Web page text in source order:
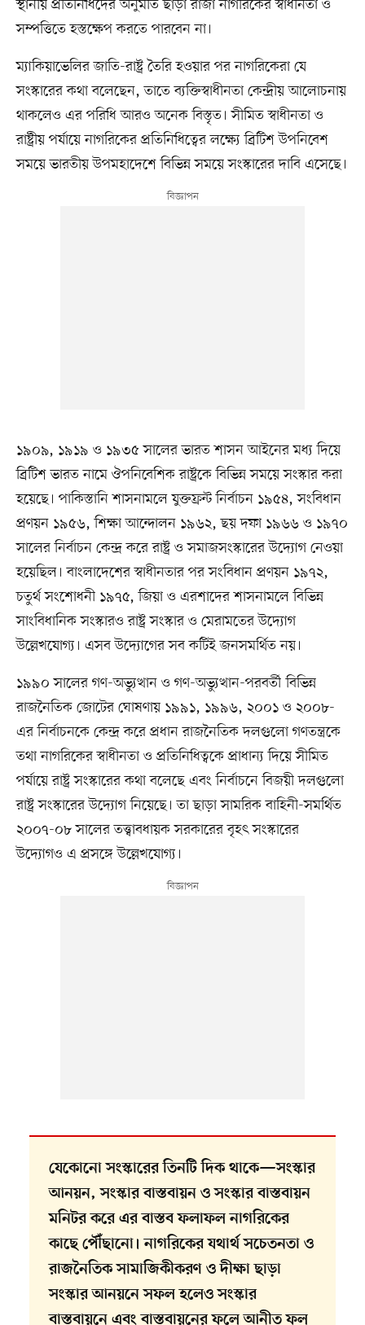
স্থানীয় প্রতিনিধিদের অনুমতি ছাড়া রাজা নাগরিকের স্বাধীনতা ও
সম্পত্তিতে হস্তক্ষেপ করতে পারবেন না।
ম্যাকিয়াভেলির জাতি-রাষ্ট্র তৈরি হওয়ার পর নাগরিকেরা যে
সংস্কারের কথা বলেছেন, তাতে ব্যক্তিস্বাধীনতা কেন্দ্রীয় আলোচনায়
থাকলেও এর পরিধি আরও অনেক বিস্তৃত। সীমিত স্বাধীনতা ও
রাষ্ট্রীয় পর্যায়ে নাগরিকের প্রতিনিধিত্বের লক্ষ্যে ব্রিটিশ উপনিবেশ
সময়ে ভারতীয় উপমহাদেশে বিভিন্ন সময়ে সংস্কারের দাবি এসেছে।
১৯০৯, ১৯১৯ ও ১৯৩৫ সালের ভারত শাসন আইনের মধ্য দিয়ে
ব্রিটিশ ভারত নামে ঔপনিবেশিক রাষ্ট্রকে বিভিন্ন সময়ে সংস্কার করা
হয়েছে। পাকিস্তানি শাসনামলে যুক্তফ্রন্ট নির্বাচন ১৯৫৪, সংবিধান
প্রণয়ন ১৯৫৬, শিক্ষা আন্দোলন ১৯৬২, ছয় দফা ১৯৬৬ ও ১৯৭০
সালের নির্বাচন কেন্দ্র করে রাষ্ট্র ও সমাজসংস্কারের উদ্যোগ নেওয়া
হয়েছিল। বাংলাদেশের স্বাধীনতার পর সংবিধান প্রণয়ন ১৯৭২,
চতুর্থ সংশোধনী ১৯৭৫, জিয়া ও এরশাদের শাসনামলে বিভিন্ন
সাংবিধানিক সংস্কারও রাষ্ট্র সংস্কার ও মেরামতের উদ্যোগ
উল্লেখযোগ্য। এসব উদ্যোগের সব কটিই জনসমর্থিত নয়।
১৯৯০ সালের গণ-অভ্যুত্থান ও গণ-অভ্যুত্থান-পরবর্তী বিভিন্ন
রাজনৈতিক জোটের ঘোষণায় ১৯৯১, ১৯৯৬, ২০০১ ও ২০০৮-
এর নির্বাচনকে কেন্দ্র করে প্রধান রাজনৈতিক দলগুলো গণতন্ত্রকে
তথা নাগরিকের স্বাধীনতা ও প্রতিনিধিত্বকে প্রাধান্য দিয়ে সীমিত
পর্যায়ে রাষ্ট্র সংস্কারের কথা বলেছে এবং নির্বাচনে বিজয়ী দলগুলো
রাষ্ট্র সংস্কারের উদ্যোগ নিয়েছে। তা ছাড়া সামরিক বাহিনী-সমর্থিত
২০০৭-০৮ সালের তত্ত্বাবধায়ক সরকারের বৃহৎ সংস্কারের
উদ্যোগও এ প্রসঙ্গে উল্লেখযোগ্য।
যেকোনো সংস্কারের তিনটি দিক থাকে—সংস্কার
আনয়ন, সংস্কার বাস্তবায়ন ও সংস্কার বাস্তবায়ন
মনিটর করে এর বাস্তব ফলাফল নাগরিকের
কাছে পৌঁছানো। নাগরিকের যথার্থ সচেতনতা ও
রাজনৈতিক সামাজিকীকরণ ও দীক্ষা ছাড়া
সংস্কার আনয়নে সফল হলেও সংস্কার
বাস্তবায়নে এবং বাস্তবায়নের ফলে আনীত ফল